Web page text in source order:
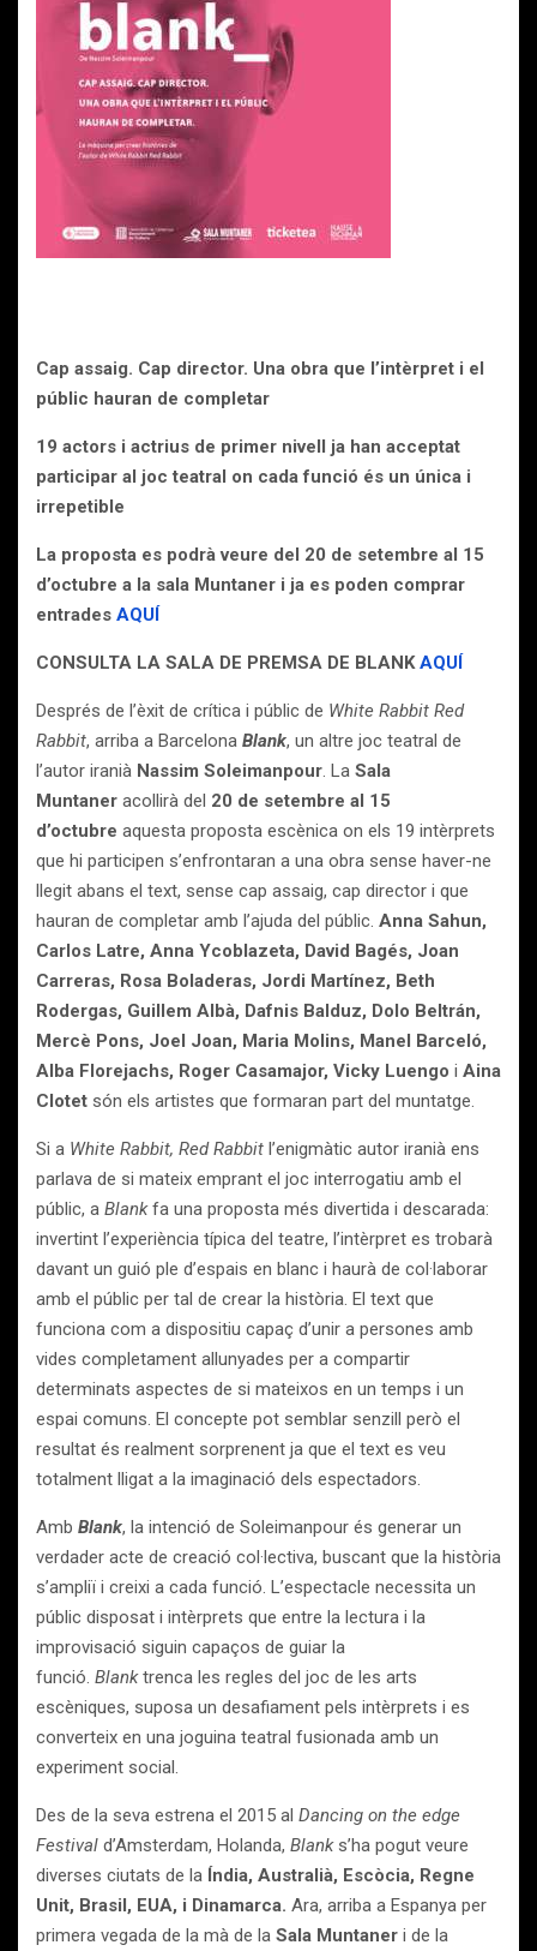
Cap assaig. Cap director. Una obra que l’intèrpret i el
públic hauran de completar
19 actors i actrius de primer nivell ja han acceptat
participar al joc teatral on cada funció és un única i
irrepetible
La proposta es podrà veure del 20 de setembre al 15
d’octubre a la sala Muntaner i ja es poden comprar
entrades AQUÍ
CONSULTA LA SALA DE PREMSA DE BLANKAQUÍ
Després de l’èxit de crítica i públic de White Rabbit Red
Rabbit, arriba a Barcelona Blank, un altre joc teatral de
l’autor iranià Nassim Soleimanpour. La Sala
Muntaner acollirà del 20 de setembre al 15
d’octubre aquesta proposta escènica on els 19 intèrprets
que hi participen s’enfrontaran a una obra sense haver-ne
llegit abans el text, sense cap assaig, cap director i que
hauran de completar amb l’ajuda del públic. Anna Sahun,
Carlos Latre, Anna Ycoblazeta, David Bagés, Joan
Carreras, Rosa Boladeras, Jordi Martínez, Beth
Rodergas, Guillem Albà, Dafnis Balduz, Dolo Beltrán,
Mercè Pons, Joel Joan, Maria Molins, Manel Barceló,
Alba Florejachs, Roger Casamajor, Vicky Luengo i Aina
Clotet són els artistes que formaran part del muntatge.
Si a White Rabbit, Red Rabbit l’enigmàtic autor iranià ens
parlava de si mateix emprant el joc interrogatiu amb el
públic, a Blankfa una proposta més divertida i descarada:
invertint l’experiència típica del teatre, l’intèrpret es trobarà
davant un guió ple d’espais en blanc i haurà de col·laborar
amb el públic per tal de crear la història. El text que
funciona com a dispositiu capaç d’unir a persones amb
vides completament allunyades per a compartir
determinats aspectes de si mateixos en un temps i un
espai comuns. El concepte pot semblar senzill però el
resultat és realment sorprenent ja que el text es veu
totalment lligat a la imaginació dels espectadors.
Amb Blank, la intenció de Soleimanpour és generar un
verdader acte de creació col·lectiva, buscant que la història
s’ampliï i creixi a cada funció. L’espectacle necessita un
públic disposat i intèrprets que entre la lectura i la
improvisació siguin capaços de guiar la
funció. Blanktrenca les regles del joc de les arts
escèniques, suposa un desafiament pels intèrprets i es
converteix en una joguina teatral fusionada amb un
experiment social.
Des de la seva estrena el 2015 al Dancing on the edge
Festival d’Amsterdam, Holanda, Blanks’ha pogut veure
diverses ciutats de la Índia, Australià, Escòcia, Regne
Unit, Brasil, EUA, i Dinamarca. Ara, arriba a Espanya per
primera vegada de la mà de la Sala Muntaner i de la